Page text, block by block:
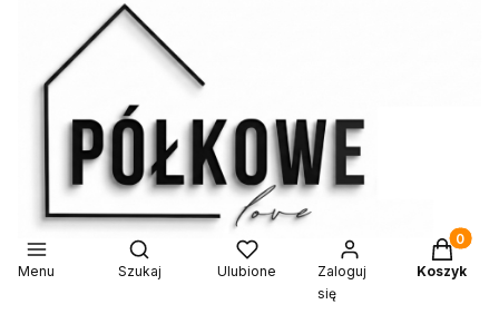
Menu
Otwórz wyszukiwarkę
Szukaj Ulubione
Zaloguj
się
Koszyk